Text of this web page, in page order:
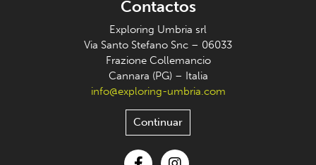
Contactos
Exploring Umbria srl
Via Santo Stefano Snc – 06033
Frazione Collemancio
Cannara (PG) – Italia
info@exploring-umbria.com
Continuar